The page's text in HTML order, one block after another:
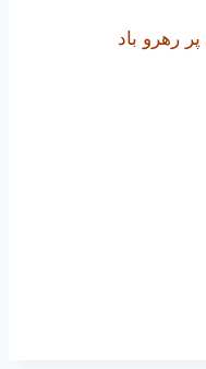
رهرو باد